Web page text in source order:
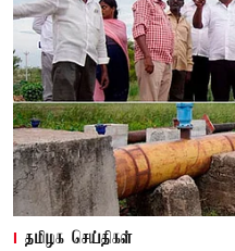
தமிழக செய்திகள்